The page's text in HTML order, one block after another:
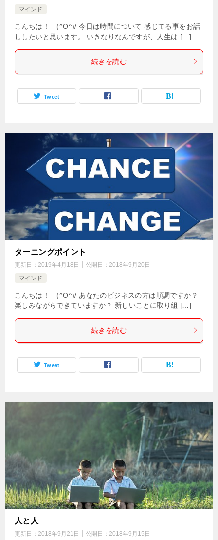
マインド
こんちは！ (^O^)/ 今日は時間について 感じてる事をお話
ししたいと思います。 いきなりなんですが、人生は […]
続きを読む
Tweet
ターニングポイント
更新日： 2019年4月18日 公開日： 2018年9月20日
マインド
こんちは！ (^O^)/ あなたのビジネスの方は順調ですか？
楽しみながらできていますか？ 新しいことに取り組 […]
続きを読む
Tweet
人と人
更新日： 2018年9月21日 公開日： 2018年9月15日